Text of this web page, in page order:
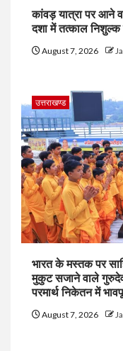
कांवड़ यात्रा पर आने
दशा में तत्काल निशुल्क
August 7, 2026
उत्तराखण्ड
भारत के मस्तक पर
मुकुट सजाने वाले गुरुदेव
परमार्थ निकेतन में
August 7, 2026